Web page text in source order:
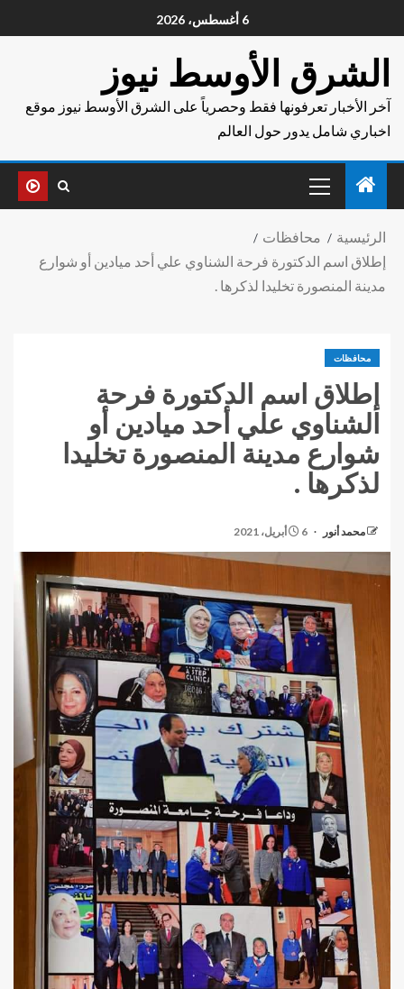
6 أغسطس، 2026
الشرق الأوسط نيوز
آخر الأخبار تعرفونها فقط وحصرياً على الشرق الأوسط نيوز موقع
اخباري شامل يدور حول العالم
الرئيسية
محافظات
إطلاق اسم الدكتورة فرحة الشناوي علي أحد ميادين أو شوارع
مدينة المنصورة تخليدا لذكرها .
محافظات
إطلاق اسم الدكتورة فرحة
الشناوي علي أحد ميادين أو
شوارع مدينة المنصورة تخليدا
لذكرها .
محمد أنور 6 أبريل، 2021